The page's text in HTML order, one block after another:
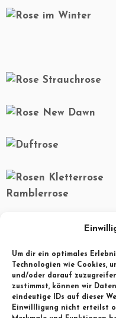
Um dir ein optimales
Technologien wie Cookies,
und/oder darauf
zustimmst, können wir
eindeutige IDs auf dieser
Einwillligung nicht erteilst
←Kräutergarten